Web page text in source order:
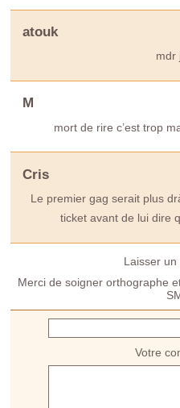
atouk
mdr
M
mort de rire c’est trop
Cris
Le premier gag serait plus
ticket avant de lui dire
Laisser
Merci de soigner orthographe
Votre